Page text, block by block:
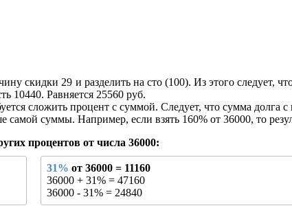
скидки 29 и разделить на сто (100). Из этого следует,
10440. Равняется 25560 руб.
сложить процент с суммой. Следует, что сумма долга
самой суммы. Например, если взять 160% от 36000, то
процентов от числа 36000:
31% от 36000 = 11160
36000 + 31% = 47160
36000 - 31% = 24840